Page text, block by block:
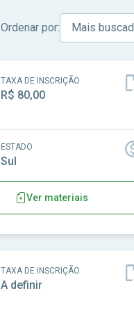
Ordenar por:
TAXA DE INSCRIÇÃO
R$ 80,00
ESTADO
Sul
Ver materiais
TAXA DE INSCRIÇÃO
A definir